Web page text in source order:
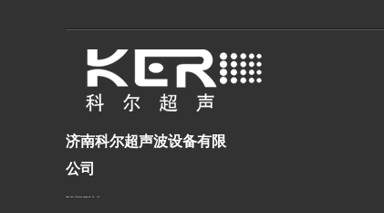
济南科尔超声波设备有限
公司
Jinan Keer ultrasonic equipment Co., Ltd